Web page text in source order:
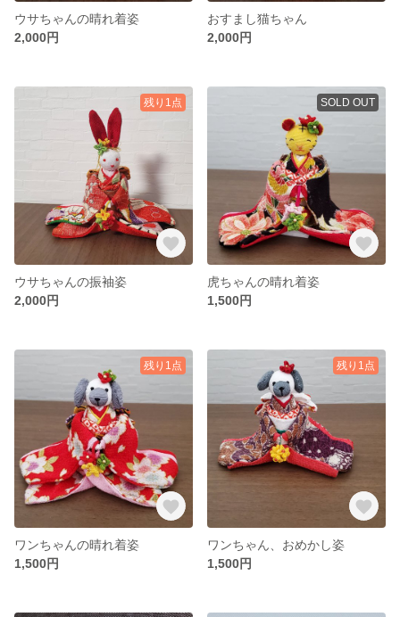
ウサちゃんの晴れ着姿
2,000円
おすまし猫ちゃん
2,000円
残り1点
ウサちゃんの振袖姿
2,000円
SOLD OUT
虎ちゃんの晴れ着姿
1,500円
残り1点
ワンちゃんの晴れ着姿
1,500円
残り1点
ワンちゃん、おめかし姿
1,500円